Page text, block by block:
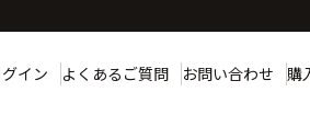
イン よくあるご質問 お問い合わせ 購